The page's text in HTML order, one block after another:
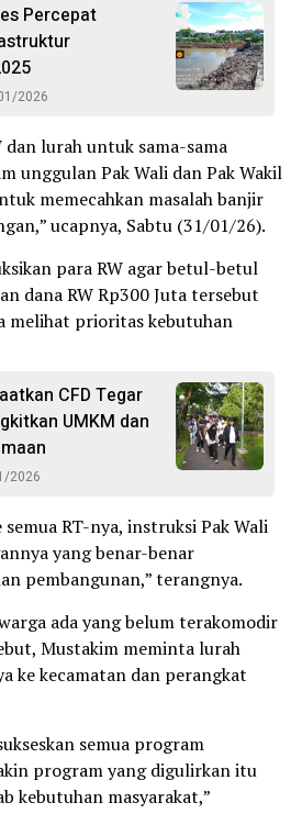
Percepat
2026
dan lurah untuk sama-sama
unggulan Pak Wali dan Pak Wakil
memecahkan masalah banjir
ucapnya, Sabtu (31/01/26).
para RW agar betul-betul
dana RW Rp300 Juta tersebut
melihat prioritas kebutuhan
CFD Tegar
UMKM dan
2026
RT-nya, instruksi Pak Wali
yang benar-benar
pembangunan,” terangnya.
ada yang belum terakomodir
Mustakim meminta lurah
ke kecamatan dan perangkat
semua program
program yang digulirkan itu
kebutuhan masyarakat,”